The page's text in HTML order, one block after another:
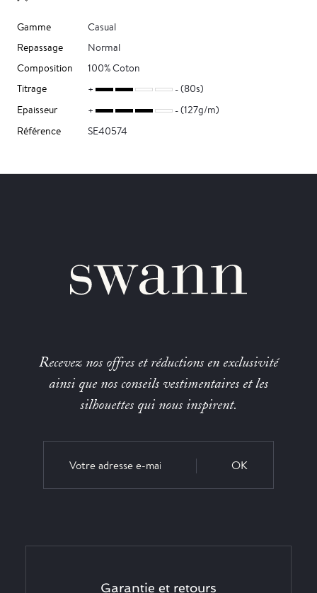
Gamme
Casual
Repassage
Normal
Composition
100% Coton
Titrage
(80s)
Epaisseur
(127g/m)
Référence
SE40574
Recevez nos offres et réductions en exclusivité
ainsi que nos conseils vestimentaires et les
silhouettes qui nous inspirent.
OK
Garantie et retours